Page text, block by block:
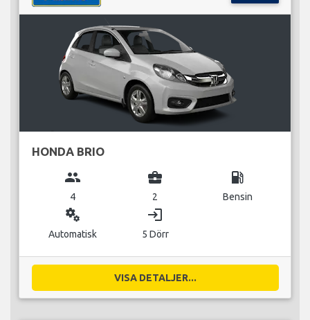
HONDA BRIO
group
4
business_center
2
local_gas_station
Bensin
miscellaneous_services
Automatisk
login
5 Dörr
VISA DETALJER...